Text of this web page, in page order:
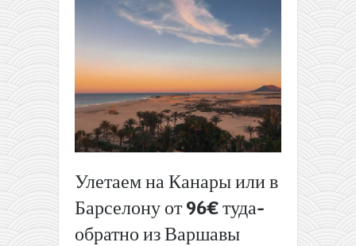
Улетаем на Канары или в
Барселону от 96€ туда-
обратно из Варшавы
Карибы
за 480€
туда-
обратно
из
багажом)
Круиз из
островов
в Италию